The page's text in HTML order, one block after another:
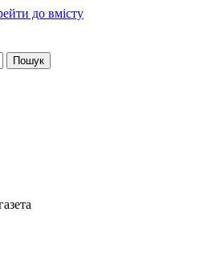
до вмісту